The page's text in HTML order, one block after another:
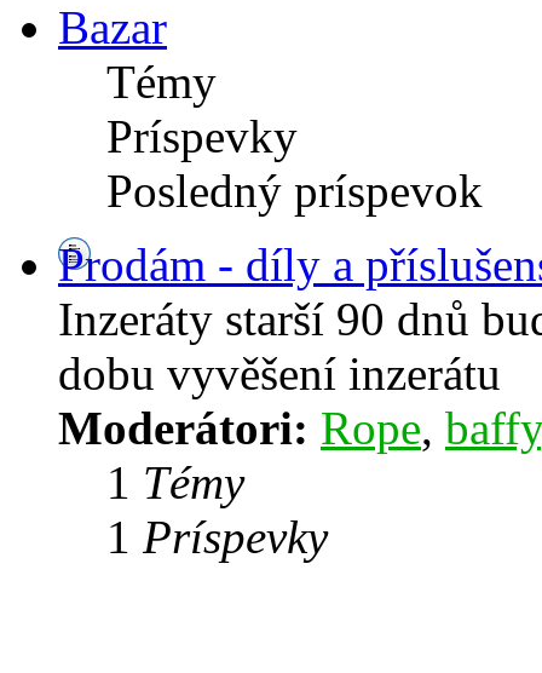
Bazar
Témy
Príspevky
Posledný príspevok
Prodám - díly a
Inzeráty starší 90 dnů
dobu vyvěšení inzerátu
Moderátori: Rope, baffy
1 Témy
1 Príspevky